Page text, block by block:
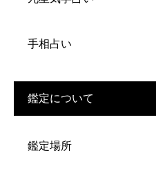
手相占い
鑑定について
鑑定場所